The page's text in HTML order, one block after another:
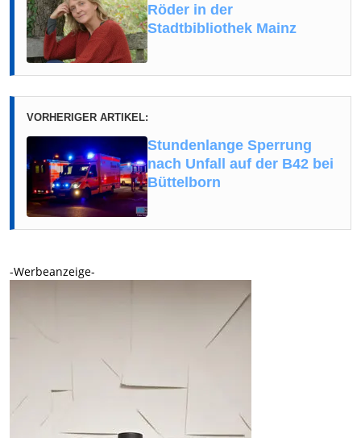
Röder in der
Stadtbibliothek Mainz
VORHERIGER ARTIKEL:
Stundenlange Sperrung
nach Unfall auf der B42 bei
Büttelborn
-Werbeanzeige-